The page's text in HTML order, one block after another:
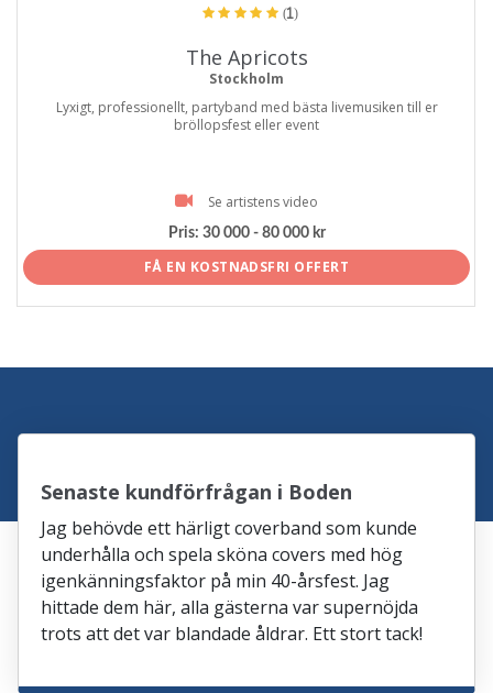
(1)
The Apricots
Stockholm
Lyxigt, professionellt, partyband med bästa livemusiken till er
bröllopsfest eller event
Se artistens video
Pris: 30 000 - 80 000 kr
FÅ EN KOSTNADSFRI OFFERT
Senaste kundförfrågan i Boden
Jag behövde ett härligt coverband som kunde
underhålla och spela sköna covers med hög
igenkänningsfaktor på min 40-årsfest. Jag
hittade dem här, alla gästerna var supernöjda
trots att det var blandade åldrar. Ett stort tack!